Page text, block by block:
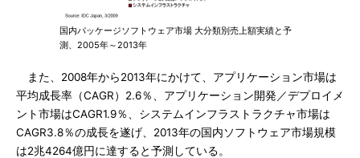
国内パッケージソフトウェア市場 大分類別売上額実績と予
測、2005年～2013年
また、2008年から2013年にかけて、アプリケーション市場は
平均成長率（CAGR）2.6％、アプリケーション開発／デプロイメ
ント市場はCAGR1.9％、システムインフラストラクチャ市場は
CAGR3.8％の成長を遂げ、2013年の国内ソフトウェア市場規模
は2兆4264億円に達すると予測している。